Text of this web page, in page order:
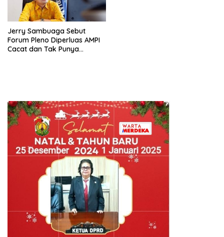
Jerry Sambuaga Sebut
Forum Pleno Diperluas AMPI
Cacat dan Tak Punya